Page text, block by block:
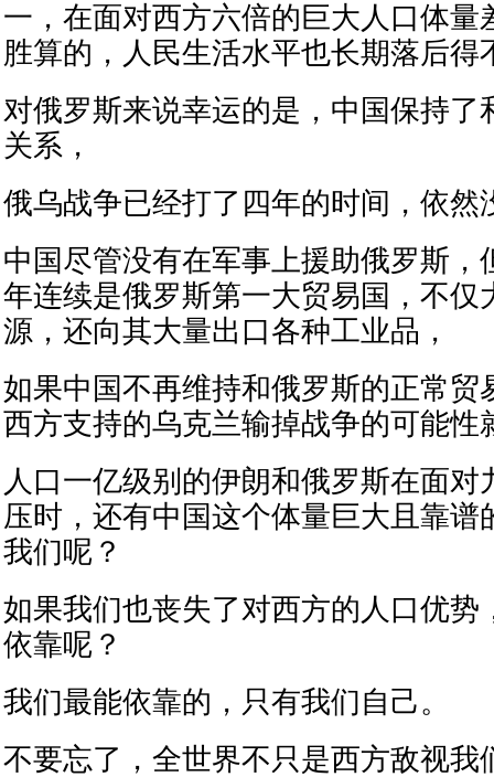
一，在面对西方六倍的巨大人口体量
胜算的，人民生活水平也长期落后得
对俄罗斯来说幸运的是，中国保持了
关系，
俄乌战争已经打了四年的时间，依然
中国尽管没有在军事上援助俄罗斯，
年连续是俄罗斯第一大贸易国，不仅
源，还向其大量出口各种工业品，
如果中国不再维持和俄罗斯的正常贸
西方支持的乌克兰输掉战争的可能性
人口一亿级别的伊朗和俄罗斯在面对
压时，还有中国这个体量巨大且靠谱
我们呢？
如果我们也丧失了对西方的人口优势
依靠呢？
我们最能依靠的，只有我们自己。
不要忘了，全世界不只是西方敌视我